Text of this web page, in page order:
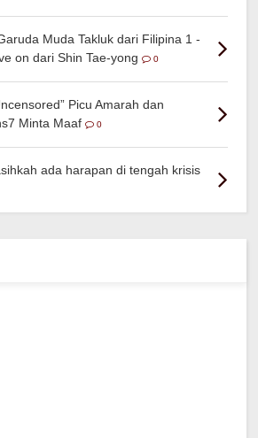
Muda Takluk dari Filipina 1 -
on dari Shin Tae-yong
0
Picu Amarah dan
Minta Maaf
0
ada harapan di tengah krisis